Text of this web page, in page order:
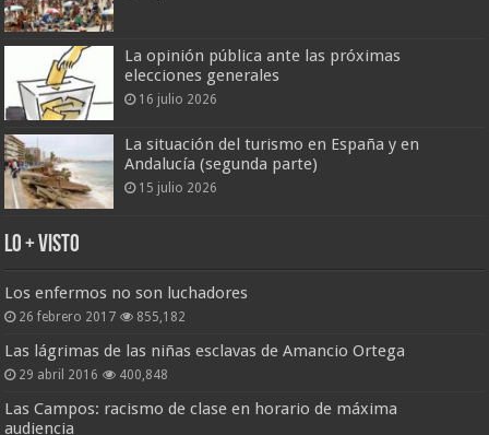
La opinión pública ante las próximas
elecciones generales
16 julio 2026
La situación del turismo en España y en
Andalucía (segunda parte)
15 julio 2026
Lo + Visto
Los enfermos no son luchadores
26 febrero 2017 855,182
Las lágrimas de las niñas esclavas de Amancio Ortega
29 abril 2016 400,848
Las Campos: racismo de clase en horario de máxima
audiencia